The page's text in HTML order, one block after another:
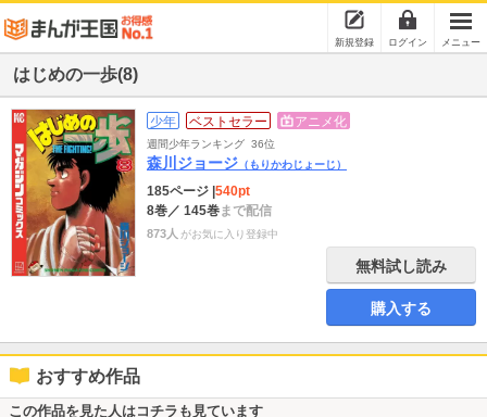
新規登録 ログイン メニュー
はじめの一歩(8)
少年 ベストセラー アニメ化
週間少年ランキング 36位
森川ジョージ （もりかわじょーじ）
185ページ 540pt
8巻／ 145巻まで配信
873人 がお気に入り登録中
無料試し読み
購入する
おすすめ作品
この作品を見た人はコチラも見ています